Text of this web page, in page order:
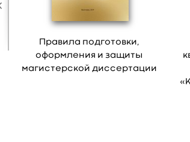
Правила подготовки,
оформления и защиты
магистерской диссертации